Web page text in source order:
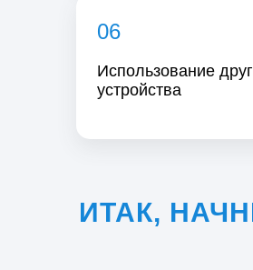
Использование
устройства
06
ИТАК,